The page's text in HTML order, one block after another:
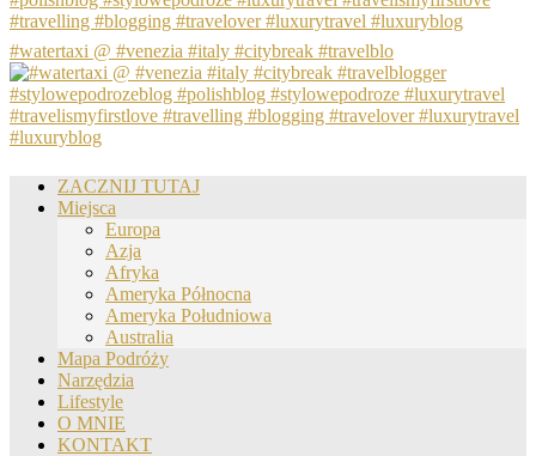
#watertaxi @ #venezia #italy #citybreak #travelblo
ZACZNIJ TUTAJ
Miejsca
Europa
Azja
Afryka
Ameryka Północna
Ameryka Południowa
Australia
Mapa Podróży
Narzędzia
Lifestyle
O MNIE
KONTAKT